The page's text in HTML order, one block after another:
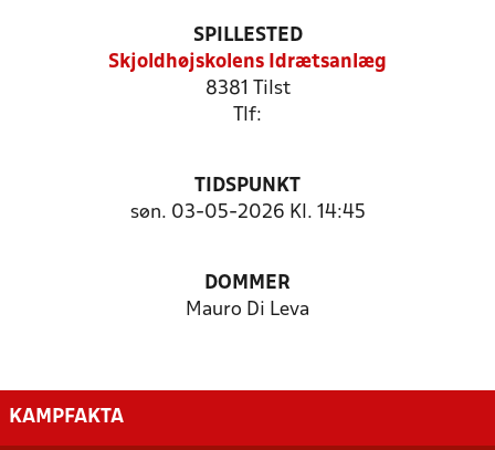
SPILLESTED
Skjoldhøjskolens Idrætsanlæg
8381 Tilst
Tlf:
TIDSPUNKT
søn. 03-05-2026 Kl. 14:45
DOMMER
Mauro Di Leva
KAMPFAKTA